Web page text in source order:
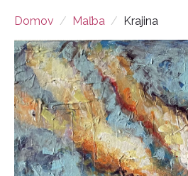
Domov Maľba Krajina